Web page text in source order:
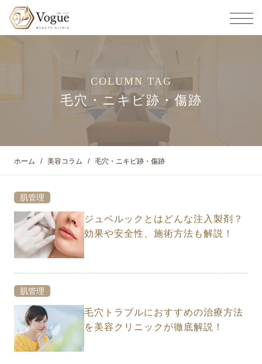
COLUMN TAG
毛穴・ニキビ跡・傷跡
ホーム 美容コラム 毛穴・ニキビ跡・傷跡
肌管理
ジュベルックとはどんな注入製剤？
効果や安全性、施術方法も解説！
肌管理
毛穴トラブルにおすすめの治療方法
を美容クリニックが徹底解説！